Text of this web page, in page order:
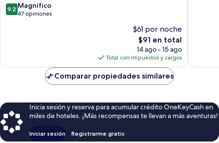
9.2
de
9.2 Magnífico
47 opiniones
$61 por noche
El
precio
actual
es
de
$91
$91 en total
14 ago - 15 ago
Total con impuestos y cargos
Comparar propiedades similares
Inicia sesión y reserva para acumular crédito OneKeyCash en
miles de hoteles. ¡Más recompensas te llevan a más aventuras!
Iniciar sesión Registrarme gratis